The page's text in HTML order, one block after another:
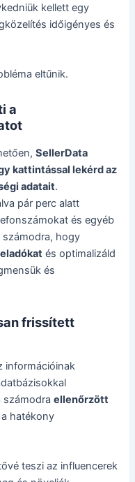
kellett egy
időigényes és
eltűnik.
a
SellerData
kattintással lekérd az
adatait.
pár perc alatt
és egyéb
hogy
és optimalizáld
és
frissített
információinak
számodraellenőrzött
hatékony
teszi az influencerek